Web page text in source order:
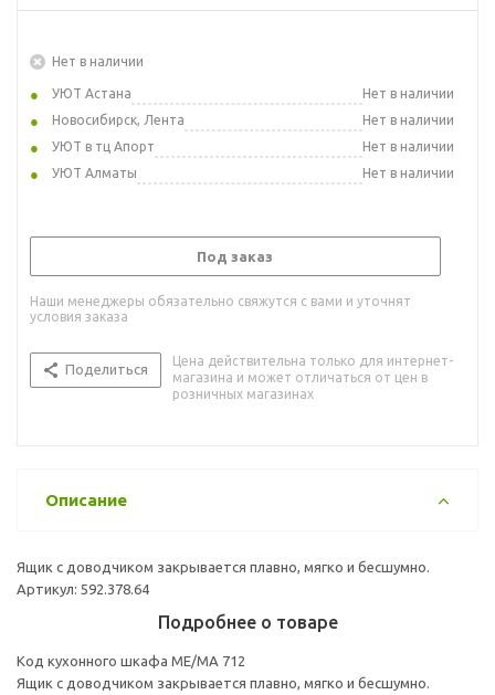
Нет в наличии
УЮТ Астана
Нет в наличии
Новосибирск, Лента
Нет в наличии
УЮТ в тц Апорт
Нет в наличии
УЮТ Алматы
Нет в наличии
Под заказ
Наши менеджеры обязательно свяжутся с вами и уточнят
условия заказа
Поделиться
Цена действительна только для интернет-
магазина и может отличаться от цен в
розничных магазинах
Описание
Ящик с доводчиком закрывается плавно, мягко и бесшумно.
Артикул: 592.378.64
Подробнее о товаре
Код кухонного шкафа ME/MA 712
Ящик с доводчиком закрывается плавно, мягко и бесшумно.